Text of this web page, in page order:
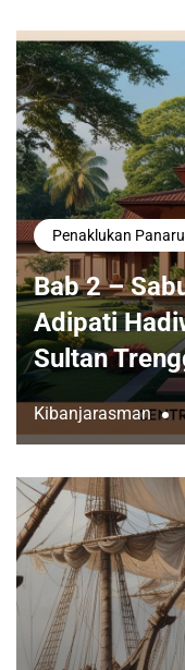
Penaklukan
Bab 2 –
Adipati
Sultan
Kibanjarasman